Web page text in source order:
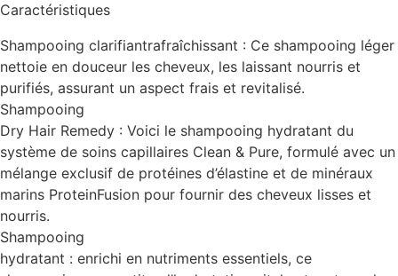
Caractéristiques
Shampooing clarifiantrafraîchissant : Ce shampooing léger
nettoie en douceur les cheveux, les laissant nourris et
purifiés, assurant un aspect frais et revitalisé.
Shampooing
Dry Hair Remedy : Voici le shampooing hydratant du
système de soins capillaires Clean & Pure, formulé avec un
mélange exclusif de protéines d’élastine et de minéraux
marins ProteinFusion pour fournir des cheveux lisses et
nourris.
Shampooing
hydratant : enrichi en nutriments essentiels, ce